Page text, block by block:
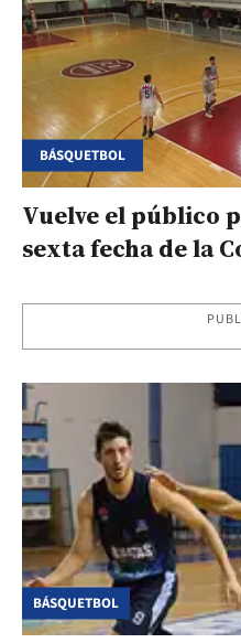
BÁSQUETBOL
Vuelve el público
sexta fecha de la
BÁSQUETBOL